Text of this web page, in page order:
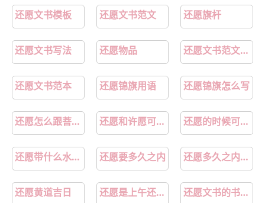
还愿文书模板 还愿文书范文 还愿旗杆
还愿文书写法 还愿物品 还愿文书范文大全
还愿文书范本 还愿锦旗用语 还愿锦旗怎么写
还愿怎么跟菩萨说 还愿和许愿可以一起吗 还愿的时候可以继续许愿吗
还愿带什么水果一般带几个 还愿要多久之内 还愿多久之内要去
还愿黄道吉日 还愿是上午还是下午 还愿文书的书写范文